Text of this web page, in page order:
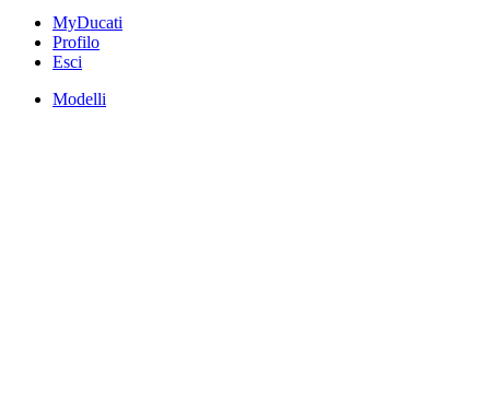
MyDucati
Profilo
Esci
Modelli